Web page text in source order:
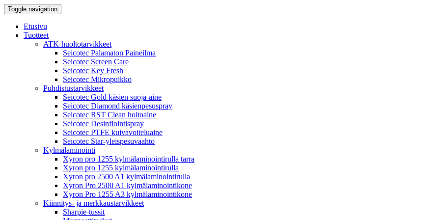
Toggle navigation
Etusivu
Tuotteet
ATK-huoltotarvikkeet
Seicotec Palamaton Paineilma
Seicotec Screen Care
Seicotec Key Fresh
Seicotec Mikropuikko
Puhdistustarvikkeet
Seicotec Gold käsien suoja-aine
Seicotec Diamond käsienpesuspray
Seicotec RST Clean hoitoaine
Seicotec Desinfiointispray
Seicotec PTFE kuivavoiteluaine
Seicotec Star-yleispesuvaahto
Kylmälaminointi
Xyron pro 1255 kylmälaminointirulla tarra
Xyron pro 1255 kylmälaminointirulla
Xyron pro 2500 A1 kylmälaminointirulla
Xyron Pro 2500 A1 kylmälaminointikone
Xyron Pro 1255 A3 kylmälaminointikone
Kiinnitys- ja merkkaustarvikkeet
Sharpie-tussit